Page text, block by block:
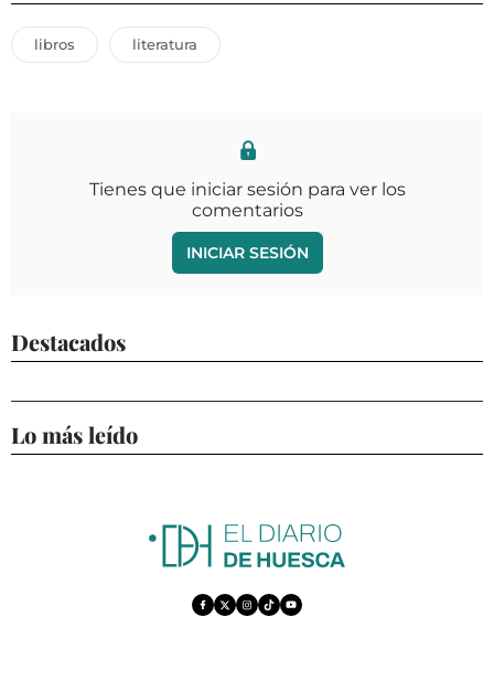
libros literatura
Tienes que iniciar sesión para ver los
comentarios
INICIAR SESIÓN
Destacados
Lo más leído